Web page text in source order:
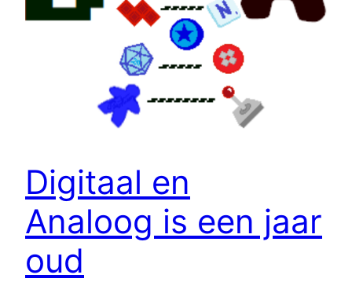
Digitaal en
Analoog is een jaar
oud